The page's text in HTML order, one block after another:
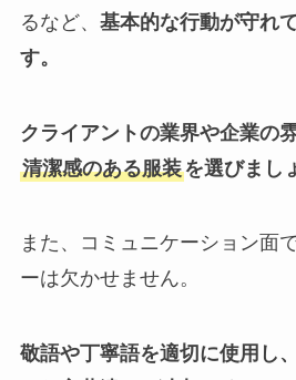
るなど、 基本的な行動が守れ
す。
クライアントの業界や企業の
清潔感のある服装を選びまし
また、コミュニケーション面
ーは欠かせません。
敬語や丁寧語を適切に使用し、